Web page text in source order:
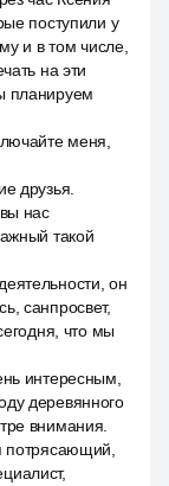
поступили у
и в том числе,
на эти
планируем
меня,
друзья.
нас
такой
он
санпросвет,
что мы
интересным,
деревянного
внимания.
потрясающий,